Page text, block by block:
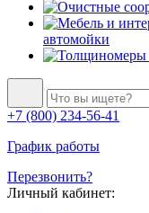
автомойки
+7 (800) 234-56-41
График работы
Перезвонить?
Личный кабинет: